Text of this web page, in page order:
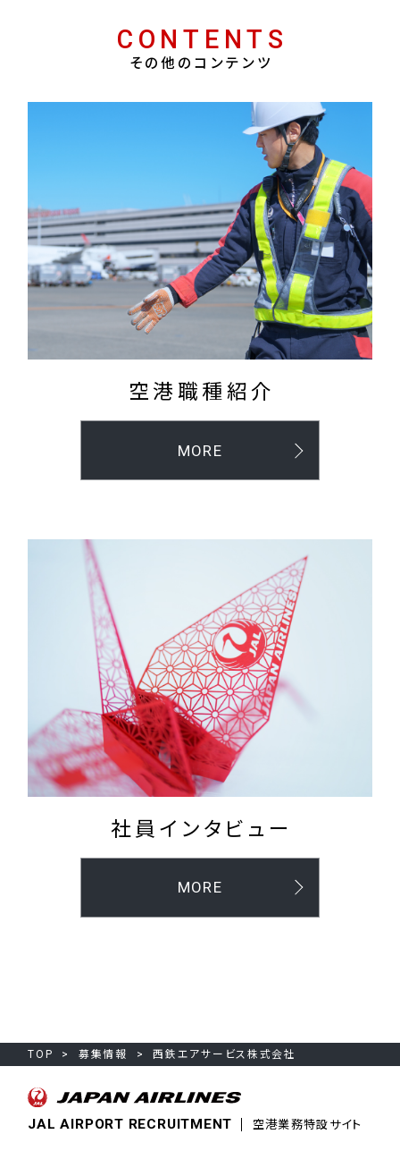
CONTENTS
その他のコンテンツ
空港職種紹介
MORE
社員インタビュー
MORE
TOP 募集情報 西鉄エアサービス株式会社
JAL AIRPORT RECRUITMENT 空港業務特設サイト